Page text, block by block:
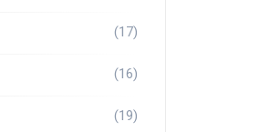
(17)
(16)
(19)